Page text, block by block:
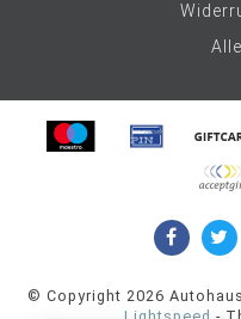
© Copyright 2026